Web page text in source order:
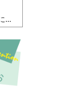
...